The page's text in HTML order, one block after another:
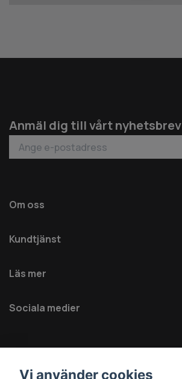
Anmäl dig till vårt nyhetsbrev
Om oss
Kundtjänst
Läs mer
Sociala medier
Vi använder cookies